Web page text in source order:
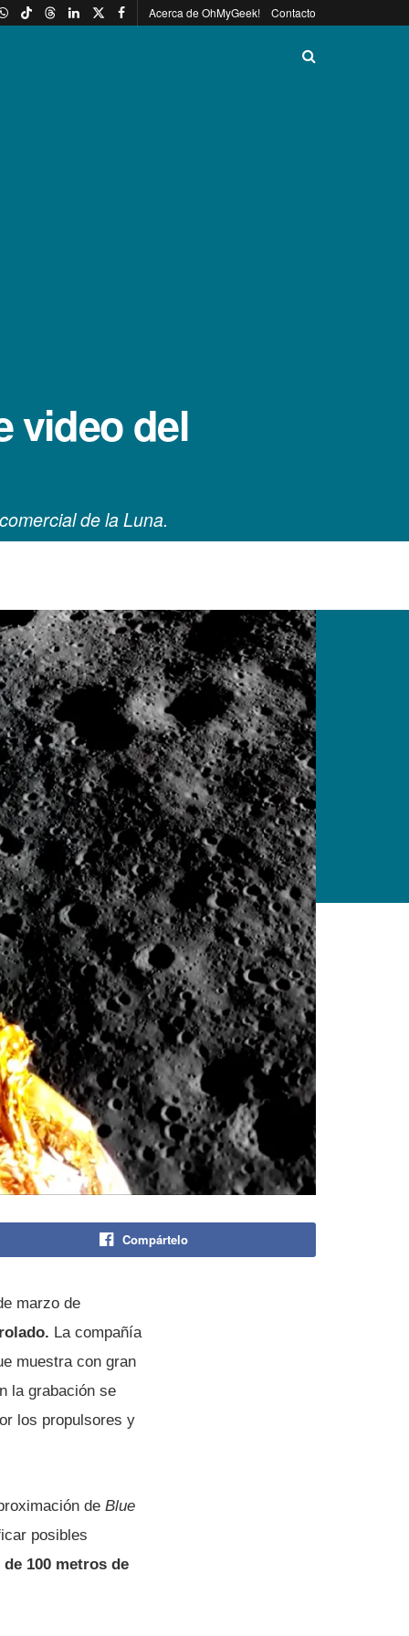
Acerca de OhMyGeek! Contacto
video del
de la Luna.
Compártelo
marzo de
La compañía
muestra con gran
la grabación se
los propulsores y
de Blue
posibles
de 100 metros de